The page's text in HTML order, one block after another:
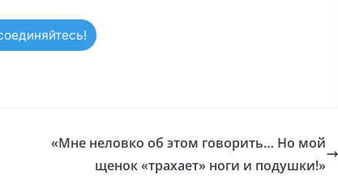
«Мне неловко об этом говорить… Но мой
щенок «трахает» ноги и подушки!»